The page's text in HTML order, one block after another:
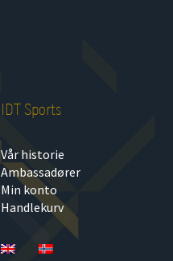
IDT Sports
Vår historie
Ambassadører
Min konto
Handlekurv